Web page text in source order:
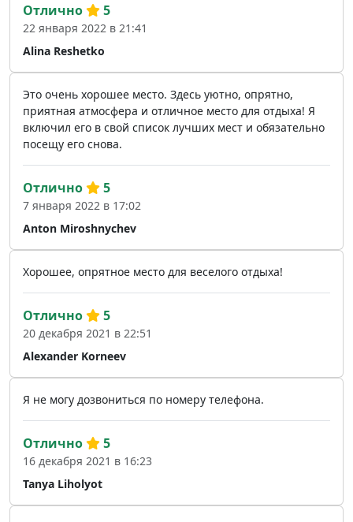
Alina Reshetko
Отлично 5
22 января 2022 в 21:41
Это очень хорошее место. Здесь уютно, опрятно,
приятная атмосфера и отличное место для отдыха! Я
включил его в свой список лучших мест и обязательно
посещу его снова.
Anton Miroshnychev
Отлично 5
7 января 2022 в 17:02
Хорошее, опрятное место для веселого отдыха!
Alexander Korneev
Отлично 5
20 декабря 2021 в 22:51
Я не могу дозвониться по номеру телефона.
Tanya Liholyot
Отлично 5
16 декабря 2021 в 16:23